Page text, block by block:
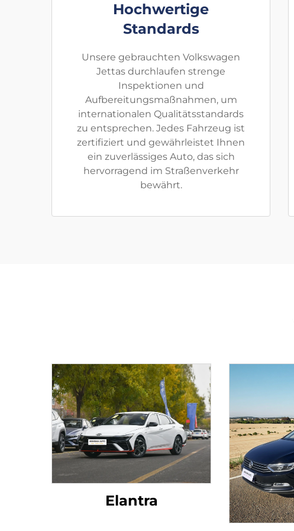
Hochwertige
Standards
Unsere gebrauchten Volkswagen
Jettas durchlaufen strenge
Inspektionen und
Aufbereitungsmaßnahmen, um
internationalen Qualitätsstandards
zu entsprechen. Jedes Fahrzeug ist
zertifiziert und gewährleistet Ihnen
ein zuverlässiges Auto, das sich
hervorragend im Straßenverkehr
bewährt.
Elantra